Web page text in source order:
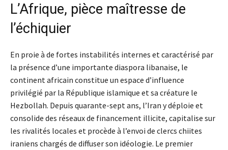
L’Afrique, pièce maîtresse de
l’échiquier
En proie à de fortes instabilités internes et caractérisé par
la présence d’une importante diaspora libanaise, le
continent africain constitue un espace d’influence
privilégié par la République islamique et sa créature le
Hezbollah. Depuis quarante-sept ans, l’Iran y déploie et
consolide des réseaux de financement illicite, capitalise sur
les rivalités locales et procède à l’envoi de clercs chiites
iraniens chargés de diffuser son idéologie. Le premier